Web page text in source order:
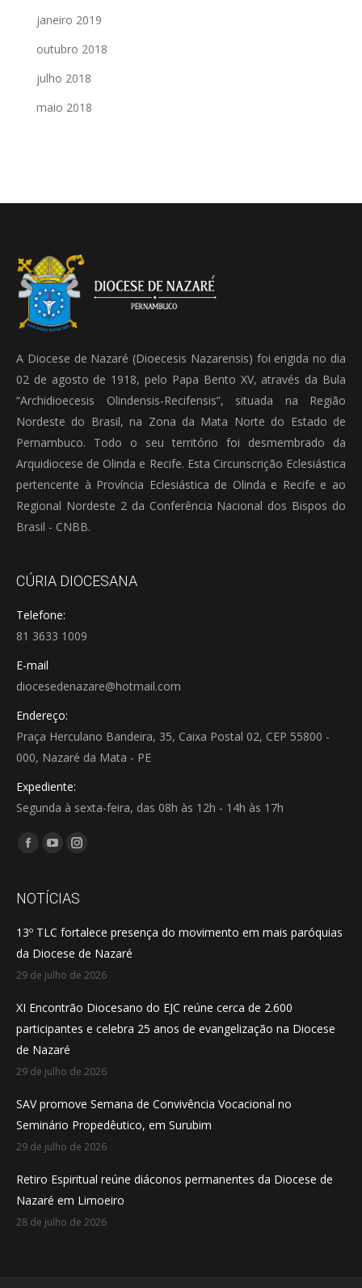
janeiro 2019
outubro 2018
julho 2018
maio 2018
A Diocese de Nazaré (Dioecesis Nazarensis) foi erigida no dia
02 de agosto de 1918, pelo Papa Bento XV, através da Bula
“Archidioecesis Olindensis-Recifensis”, situada na Região
Nordeste do Brasil, na Zona da Mata Norte do Estado de
Pernambuco. Todo o seu território foi desmembrado da
Arquidiocese de Olinda e Recife. Esta Circunscrição Eclesiástica
pertencente à Província Eclesiástica de Olinda e Recife e ao
Regional Nordeste 2 da Conferência Nacional dos Bispos do
Brasil - CNBB.
CÚRIA DIOCESANA
Telefone:
81 3633 1009
E-mail
diocesedenazare@hotmail.com
Endereço:
Praça Herculano Bandeira, 35, Caixa Postal 02, CEP 55800 -
000, Nazaré da Mata - PE
Expediente:
Segunda à sexta-feira, das 08h às 12h - 14h às 17h
Encontre-nos em:
Facebook
opens
new
window
YouTube
opens
new
window
Instagram
opens
new
window
NOTÍCIAS
13º TLC fortalece presença do movimento em mais paróquias
da Diocese de Nazaré
29 de julho de 2026
XI Encontrão Diocesano do EJC reúne cerca de 2.600
participantes e celebra 25 anos de evangelização na Diocese
de Nazaré
29 de julho de 2026
SAV promove Semana de Convivência Vocacional no
Seminário Propedêutico, em Surubim
29 de julho de 2026
Retiro Espiritual reúne diáconos permanentes da Diocese de
Nazaré em Limoeiro
28 de julho de 2026